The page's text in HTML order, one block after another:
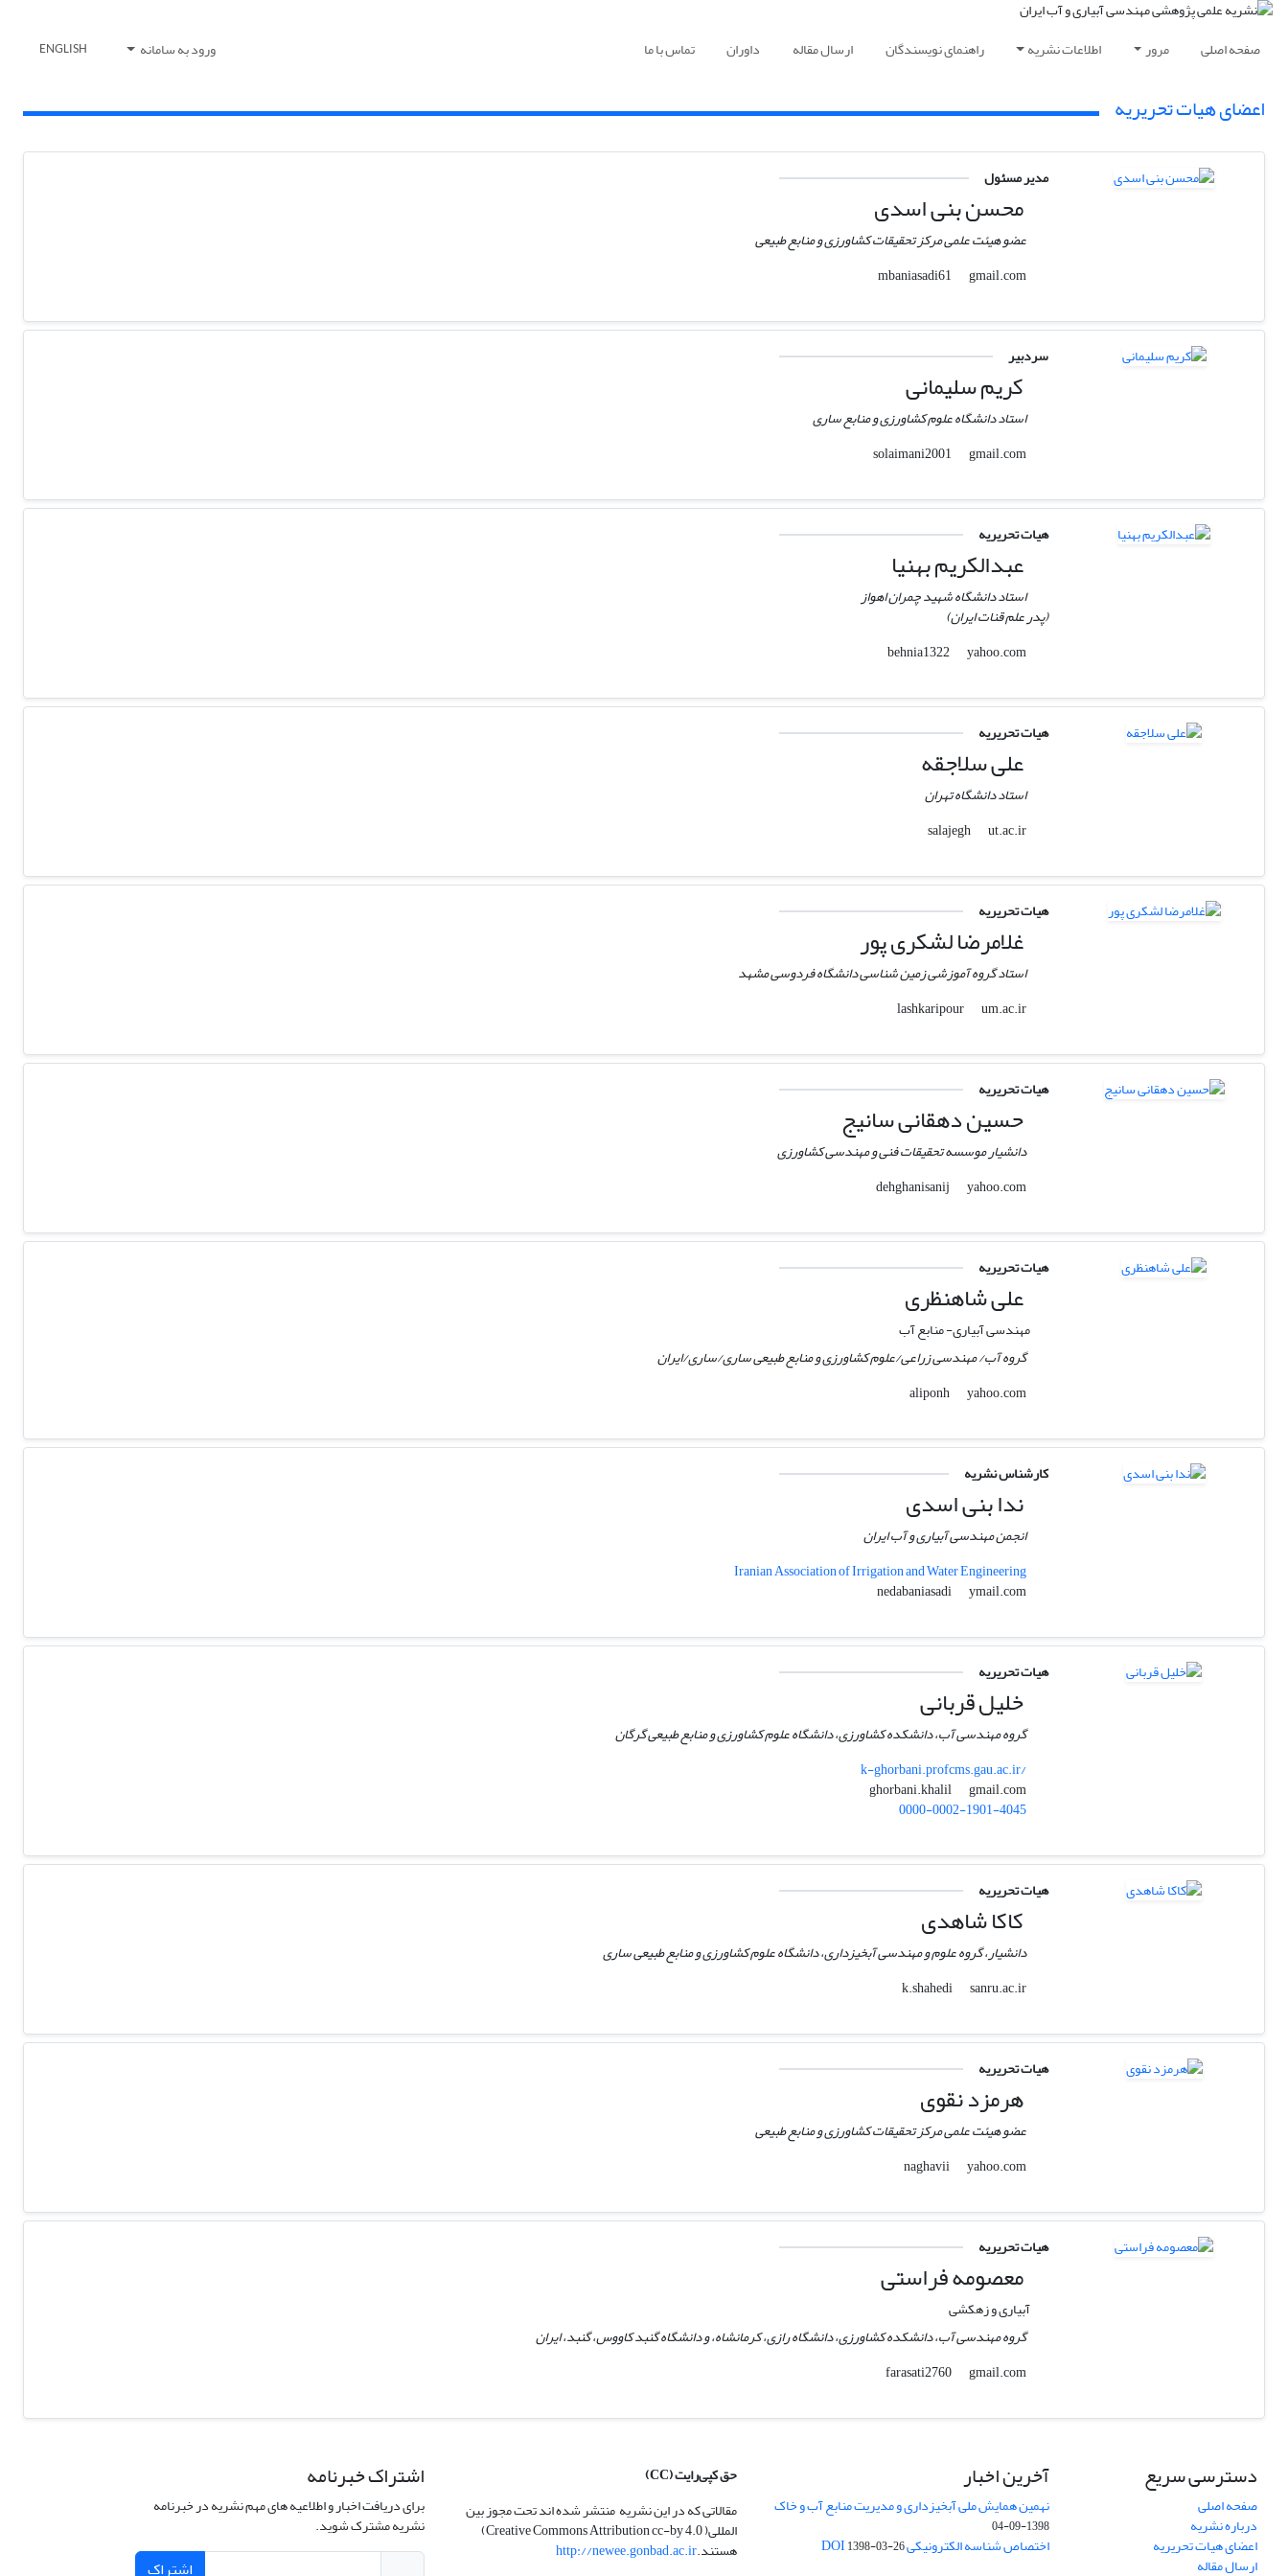
صفحه اصلی مرور اطلاعات نشریه راهنمای نویسندگان ارسال مقاله داوران تماس با ما ورود به سامانه ENGLISH
اعضای هیات تحریریه
مدیر مسئول
محسن بنی اسدی
عضو هیئت علمی مرکز تحقیقات کشاورزی و منابع طبیعی
mbaniasadi61
gmail.com
سردبیر
کریم سلیمانی
استاد دانشگاه علوم کشاورزی و منابع ساری
solaimani2001
gmail.com
هیات تحریریه
عبدالکریم بهنیا
استاد دانشگاه شهید چمران اهواز
(پدر علم قنات ایران)
behnia1322
yahoo.com
هیات تحریریه
علی سلاجقه
استاد دانشگاه تهران
salajegh
ut.ac.ir
هیات تحریریه
غلامرضا لشکری پور
استاد گروه آموزشی زمین شناسی دانشگاه فردوسی مشهد
lashkaripour
um.ac.ir
هیات تحریریه
حسین دهقانی سانیج
دانشیار موسسه تحقیقات فنی و مهندسی کشاورزی
dehghanisanij
yahoo.com
هیات تحریریه
علی شاهنظری
مهندسی آبیاری- منابع آب
گروه آب/ مهندسی زراعی/علوم کشاورزی و منابع طبیعی ساری/ساری/ایران
aliponh
yahoo.com
کارشناس نشریه
ندا بنی اسدی
انجمن مهندسی آبیاری و آب ایران
Iranian Association of Irrigation and Water Engineering
nedabaniasadi
ymail.com
هیات تحریریه
خلیل قربانی
گروه مهندسی آب، دانشکده کشاورزی، دانشگاه علوم کشاورزی و منابع طبیعی گرگان
k-ghorbani.profcms.gau.ac.ir/
ghorbani.khalil
gmail.com
0000-0002-1901-4045
هیات تحریریه
کاکا شاهدی
دانشیار، گروه علوم و مهندسی آبخیزداری، دانشگاه علوم کشاورزی و منابع طبیعی ساری
k.shahedi
sanru.ac.ir
هیات تحریریه
هرمزد نقوی
عضو هیئت علمی مرکز تحقیقات کشاورزی و منابع طبیعی
naghavii
yahoo.com
هیات تحریریه
معصومه فراستی
آبیاری و زهکشی
گروه مهندسی آب، دانشکده کشاورزی، دانشگاه رازی، کرمانشاه، و دانشگاه گنبد کاووس، گنبد، ایران
farasati2760
gmail.com
دسترسی سریع
صفحه اصلی
درباره نشریه
اعضای هیات تحریریه
ارسال مقاله
آخرین اخبار
نهمین همایش ملی آبخیزداری و مدیریت منابع آب و خاک
1398-09-04
اختصاص شناسه الکترونیکی DOI1398-03-26
حق کپی‌رایت(CC)
مقالاتی که در این نشریه منتشر شده اند تحت مجوز بین
المللی( Creative Commons Attribution cc-by 4.0)
هستند.http://newee.gonbad.ac.ir
اشتراک خبرنامه
برای دریافت اخبار و اطلاعیه های مهم نشریه در خبرنامه
نشریه مشترک شوید.
اشتراک